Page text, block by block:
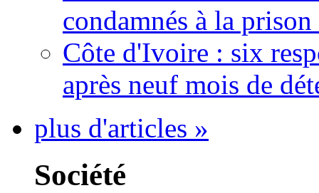
condamnés à la
Côte d'Ivoire : six
après neuf mois de
plus d'articles »
Société